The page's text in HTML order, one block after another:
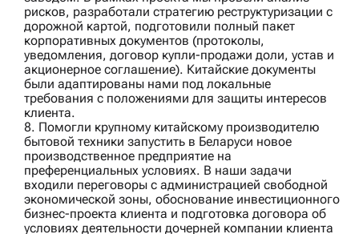
рисков, разработали стратегию реструктуризации с
дорожной картой, подготовили полный пакет
корпоративных документов (протоколы,
уведомления, договор купли-продажи доли, устав и
акционерное соглашение). Китайские документы
были адаптированы нами под локальные
требования с положениями для защиты интересов
клиента.
8. Помогли крупному китайскому производителю
бытовой техники запустить в Беларуси новое
производственное предприятие на
преференциальных условиях. В наши задачи
входили переговоры с администрацией свободной
экономической зоны, обоснование инвестиционного
бизнес-проекта клиента и подготовка договора об
условиях деятельности дочерней компании клиента